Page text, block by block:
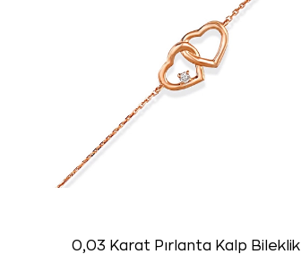
0,03 Karat Pırlanta Kalp Bileklik